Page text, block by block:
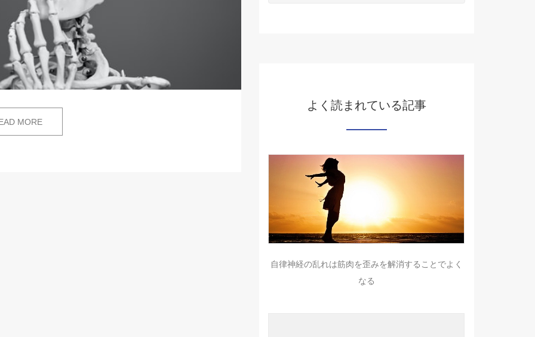
MORE
よく読まれている記事
自律神経の乱れは筋肉を歪みを解消することでよく
なる